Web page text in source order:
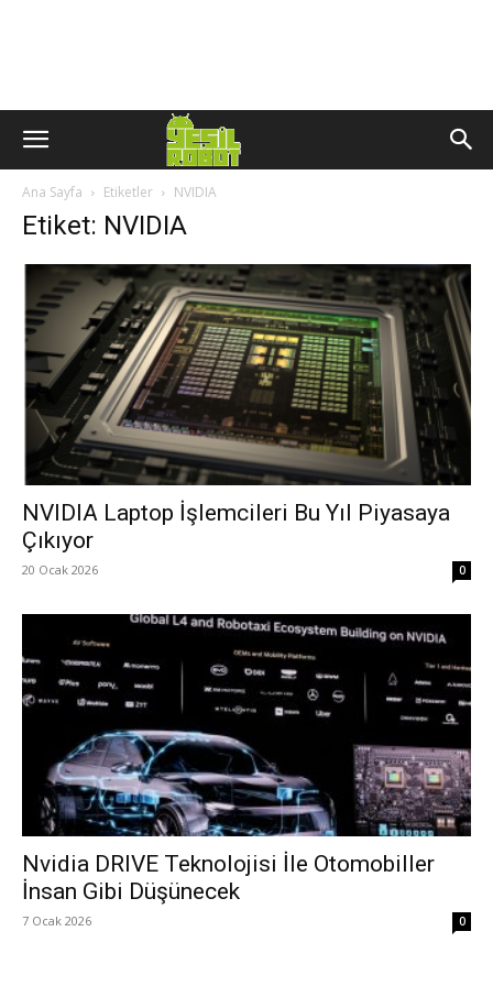
Ana Sayfa Etiketler NVIDIA
Etiket: NVIDIA
NVIDIA Laptop İşlemcileri Bu Yıl Piyasaya
Çıkıyor
20 Ocak 2026 0
Nvidia DRIVE Teknolojisi İle Otomobiller
İnsan Gibi Düşünecek
7 Ocak 2026 0